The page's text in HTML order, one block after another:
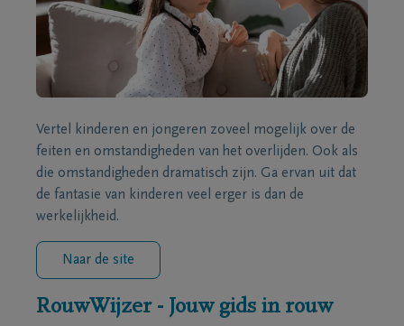
Vertel kinderen en jongeren zoveel mogelijk over de
feiten en omstandigheden van het overlijden. Ook als
die omstandigheden dramatisch zijn. Ga ervan uit dat
de fantasie van kinderen veel erger is dan de
werkelijkheid.
Naar de site
RouwWijzer - Jouw gids in rouw